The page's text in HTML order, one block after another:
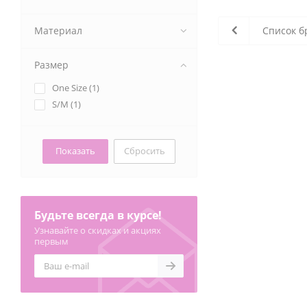
Список
Материал
Размер
One Size (1)
S/M (1)
Сбросить
Будьте всегда в курсе!
Узнавайте о скидках и акциях
первым